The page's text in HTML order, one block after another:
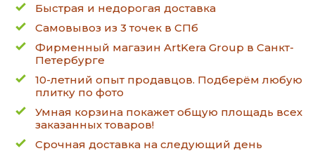
Быстрая и недорогая доставка
Самовывоз из 3 точек в СПб
Фирменный магазин ArtKera Group в Санкт-
Петербурге
10-летний опыт продавцов. Подберём любую
плитку по фото
Умная корзина покажет общую площадь всех
заказанных товаров!
Срочная доставка на следующий день